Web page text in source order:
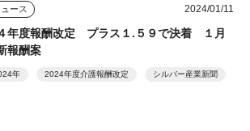
ュース 2024/01/11
年度報酬改定 プラス１.５９で決着 １月
報酬案
年 2024年度介護報酬改定 シルバー産業新聞